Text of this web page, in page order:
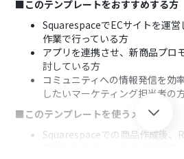
■このテンプレートをおすすめする方
SquarespaceでECサイトを運
作業で行っている方
アプリを連携させ、新商品プロ
討している方
コミュニティへの情報発信を効
したいマーケティング担当者の
■このテンプレートを使うメリット
Squarespaceでの商品作成後、